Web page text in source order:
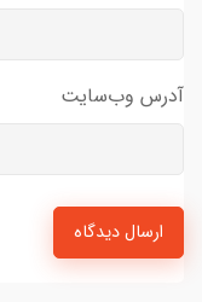
آدرس وب‌سایت
ارسال دیدگاه